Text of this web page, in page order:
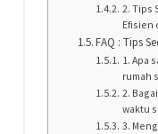
2. Tips
Efisien
FAQ : Tips
1. Apa
rumah
2.
waktu
3.